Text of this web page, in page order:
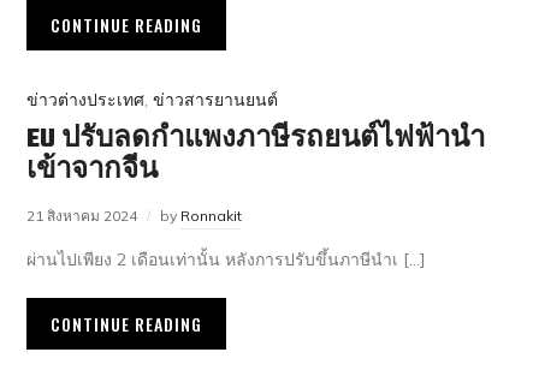
CONTINUE READING
ข่าวต่างประเทศ,ข่าวสารยานยนต์
EU ปรับลดกำแพงภาษีรถยนต์ไฟฟ้านำ
เข้าจากจีน
21 สิงหาคม 2024 by Ronnakit
ผ่านไปเพียง 2 เดือนเท่านั้น หลังการปรับขึ้นภาษีนำเ […]
CONTINUE READING